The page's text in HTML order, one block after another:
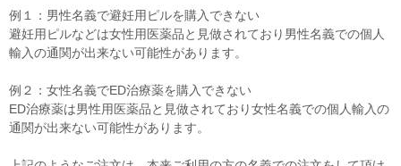
例１：男性名義で避妊用ピルを購入できない
避妊用ピルなどは女性用医薬品と見做されており男性名義での個人
輸入の通関が出来ない可能性があります。
例２：女性名義でED治療薬を購入できない
ED治療薬は男性用医薬品と見做されており女性名義での個人輸入の
通関が出来ない可能性があります。